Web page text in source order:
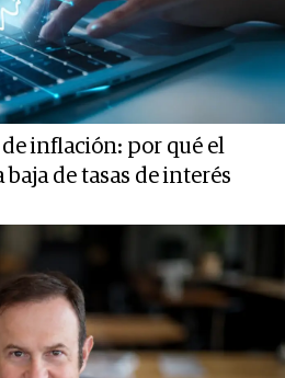
inflación: por qué el
de tasas de interés